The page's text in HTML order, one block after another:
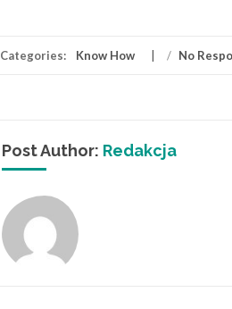
Categories: Know How / No
Post Author: Redakcja